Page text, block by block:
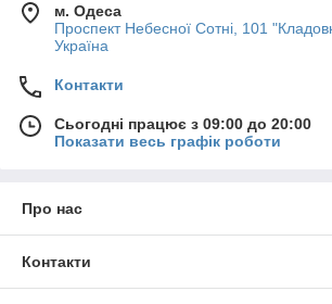
м. Одеса
Проспект Небесної Сотні, 101
Україна
Контакти
Сьогодні працює з 09:00 до 20:00
Показати весь графік роботи
Про нас
Контакти